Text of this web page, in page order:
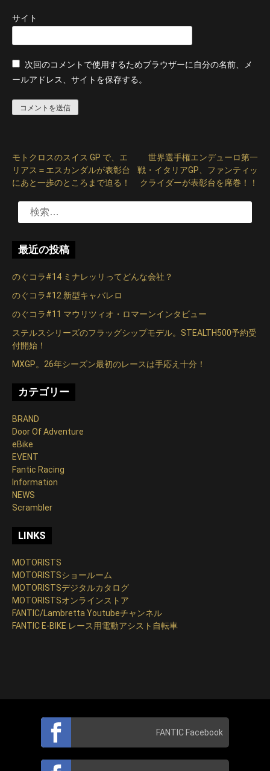
サイト
次回のコメントで使用するためブラウザーに自分の名前、メ
ールアドレス、サイトを保存する。
投
稿
ナ
ビ
ゲ
ー
シ
ョ
ン
世界選手権エンデューロ第一
戦・イタリアGP、ファンティッ
クライダーが表彰台を席巻！！
モトクロスのスイス GP で、エ
リアス＝エスカンダルが表彰台
にあと一歩のところまで迫る！
検
索:
最近の投稿
のぐコラ#14 ミナレッリってどんな会社？
のぐコラ#12 新型キャバレロ
のぐコラ#11 マウリツィオ・ロマーンインタビュー
ステルスシリーズのフラッグシップモデル。STEALTH500予約受
付開始！
MXGP。26年シーズン最初のレースは手応え十分！
カテゴリー
BRAND
Door Of Adventure
eBike
EVENT
Fantic Racing
Information
NEWS
Scrambler
LINKS
MOTORISTS
MOTORISTSショールーム
MOTORISTSデジタルカタログ
MOTORISTSオンラインストア
FANTIC/Lambretta Youtubeチャンネル
FANTIC E-BIKE レース用電動アシスト自転車
FANTIC Facebook